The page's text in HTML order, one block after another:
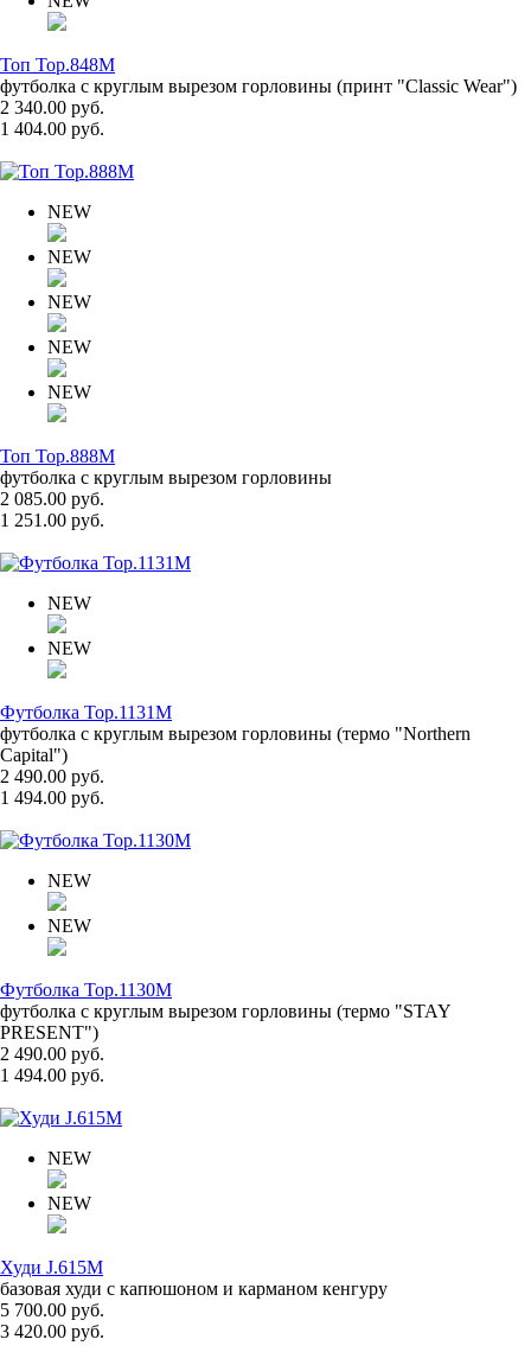
Топ Top.848M
футболка с круглым вырезом горловины (принт "Classic Wear")
2 340.00 руб.
1 404.00 руб.
NEW
NEW
NEW
NEW
NEW
Топ Top.888M
футболка с круглым вырезом горловины
2 085.00 руб.
1 251.00 руб.
NEW
NEW
Футболка Top.1131M
футболка с круглым вырезом горловины (термо "Northern
Capital")
2 490.00 руб.
1 494.00 руб.
NEW
NEW
Футболка Top.1130M
футболка с круглым вырезом горловины (термо "STAY
PRESENT")
2 490.00 руб.
1 494.00 руб.
NEW
NEW
Худи J.615M
базовая худи с капюшоном и карманом кенгуру
5 700.00 руб.
3 420.00 руб.